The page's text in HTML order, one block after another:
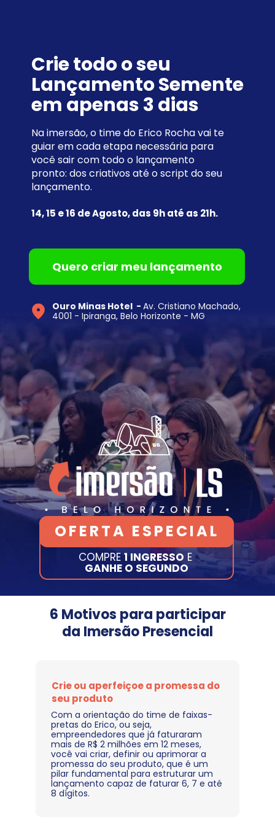
Crie todo o seu
Lançamento Semente
em apenas 3 dias
Na imersão, o time do Erico Rocha vai te
guiar em cada etapa necessária para
você sair com todo o lançamento
pronto: dos criativos até o script do seu
lançamento.
OFERTA ESPECIAL
COMPRE 1 INGRESSO E
GANHE O SEGUNDO
14, 15 e 16 de Agosto, das 9h até as 21h.
Quero criar meu lançamento
Ouro Minas Hotel  - Av. Cristiano Machado,
4001 - Ipiranga, Belo Horizonte - MG
da Imersão Presencial
Crie ou aperfeiçoe a promessa do
seu produto
Com a orientação do time de faixas-
pretas do Erico, ou seja,
empreendedores que já faturaram
mais de R$ 2 milhões em 12 meses,
você vai criar, definir ou aprimorar a
promessa do seu produto, que é um
pilar fundamental para estruturar um
lançamento capaz de faturar 6, 7 e até
8 dígitos.